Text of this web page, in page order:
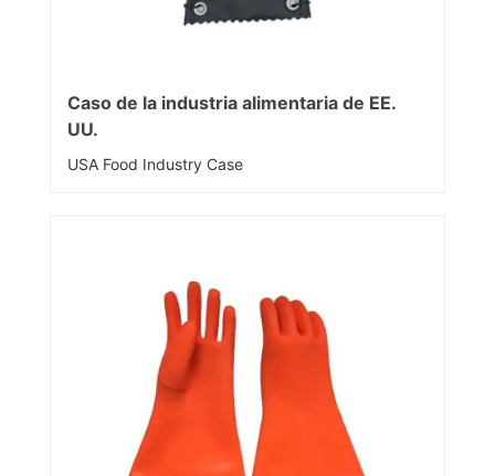
Caso de la industria alimentaria de EE.
UU.
USA Food Industry Case